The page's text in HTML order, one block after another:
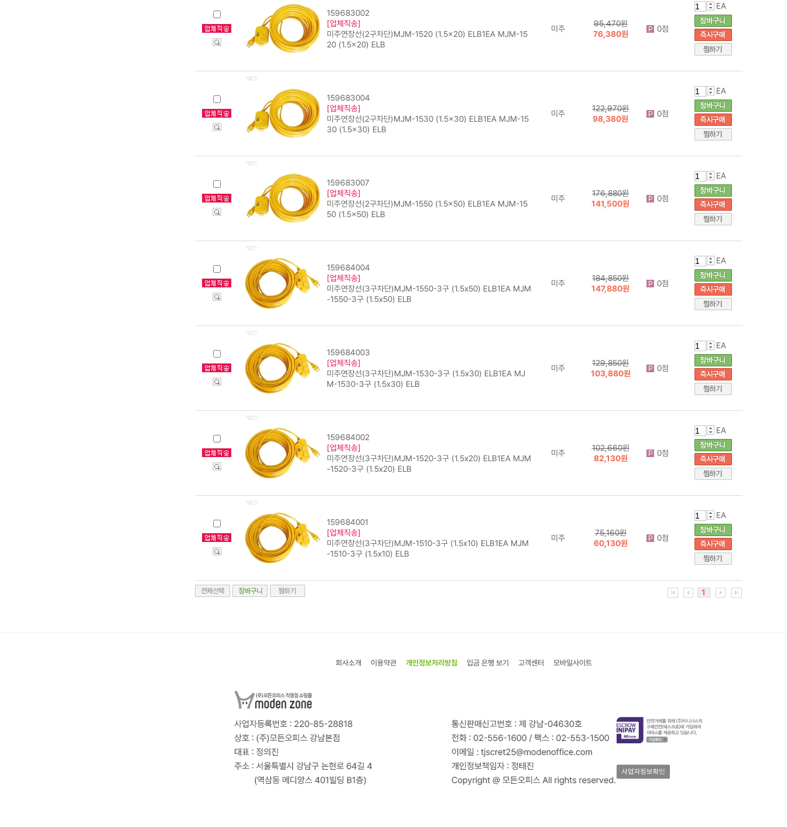
159683002
[업체직송]
미주연장선(2구차단)MJM-1520 (1.5x20) ELB1EA MJM-15
20 (1.5x20) ELB
미주
95,470원
76,380원
0점
EA
159683004
[업체직송]
미주연장선(2구차단)MJM-1530 (1.5x30) ELB1EA MJM-15
30 (1.5x30) ELB
미주
122,970원
98,380원
0점
EA
159683007
[업체직송]
미주연장선(2구차단)MJM-1550 (1.5x50) ELB1EA MJM-15
50 (1.5x50) ELB
미주
176,880원
141,500원
0점
EA
159684004
[업체직송]
미주연장선(3구차단)MJM-1550-3구 (1.5x50) ELB1EA MJM
-1550-3구 (1.5x50) ELB
미주
184,850원
147,880원
0점
EA
159684003
[업체직송]
미주연장선(3구차단)MJM-1530-3구 (1.5x30) ELB1EA MJ
M-1530-3구 (1.5x30) ELB
미주
129,850원
103,880원
0점
EA
159684002
[업체직송]
미주연장선(3구차단)MJM-1520-3구 (1.5x20) ELB1EA MJM
-1520-3구 (1.5x20) ELB
미주
102,660원
82,130원
0점
EA
159684001
[업체직송]
미주연장선(3구차단)MJM-1510-3구 (1.5x10) ELB1EA MJM
-1510-3구 (1.5x10) ELB
미주
75,160원
60,130원
0점
EA
1
회사소개 이용약관 개인정보처리방침 입금 은행 보기 고객센터 모바일사이트